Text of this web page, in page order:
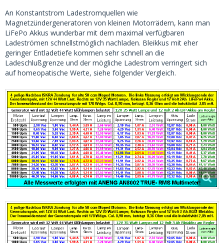
An Konstantstrom Ladestromquellen wie
Magnetzündergeneratoren von kleinen Motorrädern, kann man
LiFePo Akkus wunderbar mit dem maximal verfügbaren
Ladeströmen schnellstmöglich nachladen. Bleikkus mit eher
geringer Entladetiefe kommen sehr schnell an die
Ladeschlußgrenze und der mögliche Ladestrom verringert sich
auf homeopatische Werte, siehe folgender Vergleich.